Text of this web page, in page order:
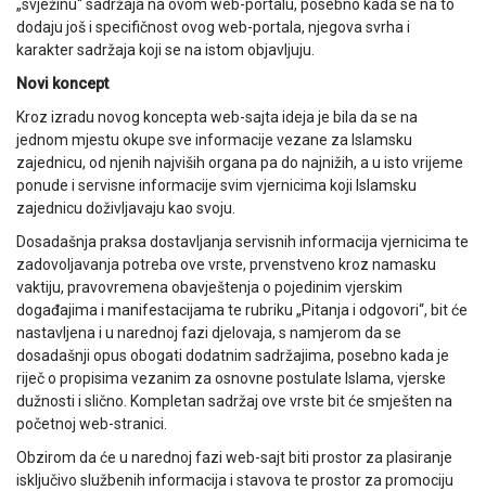
„svježinu“ sadržaja na ovom web-portalu, posebno kada se na to
dodaju još i specifičnost ovog web-portala, njegova svrha i
karakter sadržaja koji se na istom objavljuju.
Novi koncept
Kroz izradu novog koncepta web-sajta ideja je bila da se na
jednom mjestu okupe sve informacije vezane za Islamsku
zajednicu, od njenih najviših organa pa do najnižih, a u isto vrijeme
ponude i servisne informacije svim vjernicima koji Islamsku
zajednicu doživljavaju kao svoju.
Dosadašnja praksa dostavljanja servisnih informacija vjernicima te
zadovoljavanja potreba ove vrste, prvenstveno kroz namasku
vaktiju, pravovremena obavještenja o pojedinim vjerskim
događajima i manifestacijama te rubriku „Pitanja i odgovori“, bit će
nastavljena i u narednoj fazi djelovaja, s namjerom da se
dosadašnji opus obogati dodatnim sadržajima, posebno kada je
riječ o propisima vezanim za osnovne postulate Islama, vjerske
dužnosti i slično. Kompletan sadržaj ove vrste bit će smješten na
početnoj web-stranici.
Obzirom da će u narednoj fazi web-sajt biti prostor za plasiranje
isključivo službenih informacija i stavova te prostor za promociju